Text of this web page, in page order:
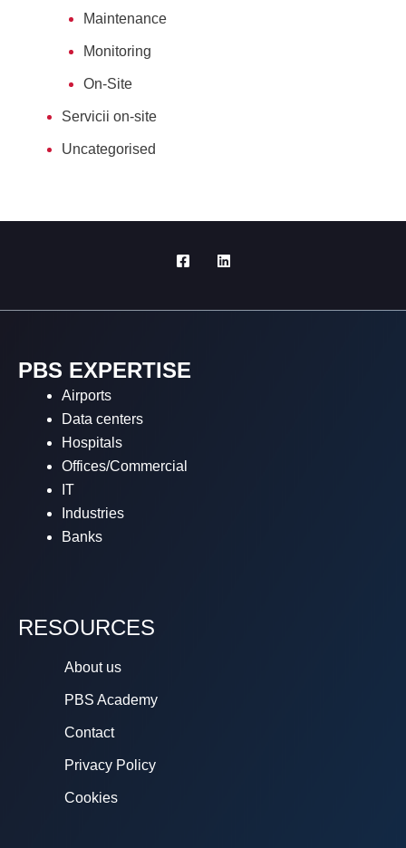
Maintenance
Monitoring
On-Site
Servicii on-site
Uncategorised
PBS EXPERTISE
Airports
Data centers
Hospitals
Offices/Commercial
IT
Industries
Banks
RESOURCES
About us
PBS Academy
Contact
Privacy Policy
Cookies